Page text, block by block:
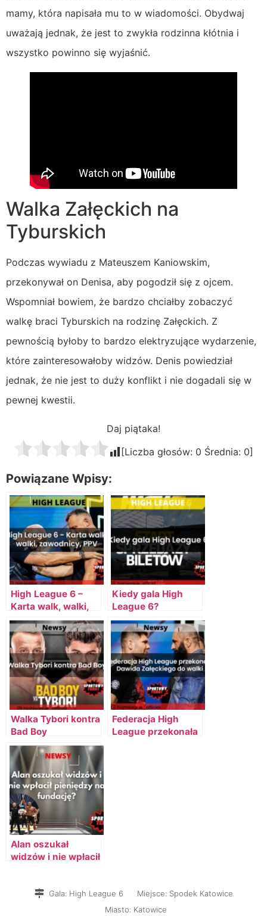
mamy, która napisała mu to w wiadomości. Obydwaj
uważają jednak, że jest to zwykła rodzinna kłótnia i
wszystko powinno się wyjaśnić.
Walka Załęckich na
Tyburskich
Podczas wywiadu z Mateuszem Kaniowskim,
przekonywał on Denisa, aby pogodził się z ojcem.
Wspomniał bowiem, że bardzo chciałby zobaczyć
walkę braci Tyburskich na rodzinę Załęckich. Z
pewnością byłoby to bardzo elektryzujące wydarzenie,
które zainteresowałoby widzów. Denis powiedział
jednak, że nie jest to duży konflikt i nie dogadali się w
pewnej kwestii.
Daj piątaka!
[Liczba głosów: 0 Średnia: 0]
Powiązane Wpisy:
High League 6 –
Karta walk, walki,
zawodnicy, PPV,
darmowe streamy
(darmowe kody)
Kiedy gala High
League 6?
Walka Tybori kontra
Bad Boy
Federacja High
League przekonała
Alan oszukał
widzów i nie wpłacił
Gala: High League 6 Miejsce: Spodek Katowice
Miasto: Katowice